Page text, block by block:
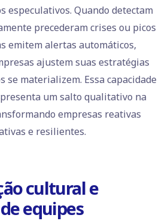
especulativos. Quando detectam
precederam crises ou picos
emitem alertas automáticos,
ajustem suas estratégias
se materializem. Essa capacidade
um salto qualitativo na
empresas reativas
e resilientes.
cultural e
equipes